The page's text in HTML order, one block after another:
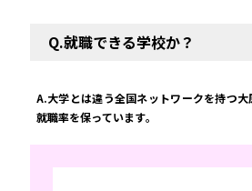
Q.就職できる学校か？
A.大学とは違う全国ネットワークを持つ
就職率を保っています。